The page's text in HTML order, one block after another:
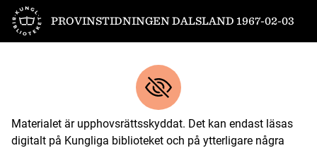
Till startsidan
PROVINSTIDNINGEN DALSLAND 1967-02-03
Materialet är upphovsrättsskyddat. Det kan endast läsas
digitalt på Kungliga biblioteket och på ytterligare några